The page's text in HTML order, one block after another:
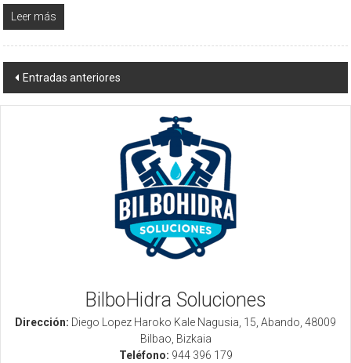
Leer más
Navegación
de
Entradas anteriores
BilboHidra Soluciones
Dirección: Diego Lopez Haroko Kale Nagusia, 15, Abando, 48009
Bilbao, Bizkaia
Teléfono: 944 396 179